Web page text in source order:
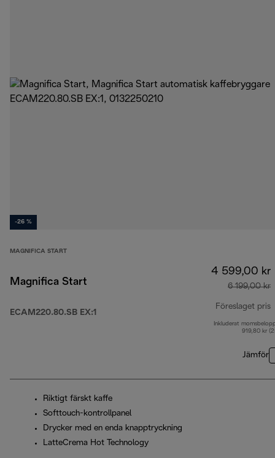
-26 %
MAGNIFICA START
Magnifica Start
ECAM220.80.SB EX:1
4 599,00 kr
6 199,00 kr
Föreslaget pris
Inkluderat
919,80 kr
Jämför
Riktigt färskt kaffe
Softtouch-kontrollpanel
Drycker med en enda knapptryckning
LatteCrema Hot Technology